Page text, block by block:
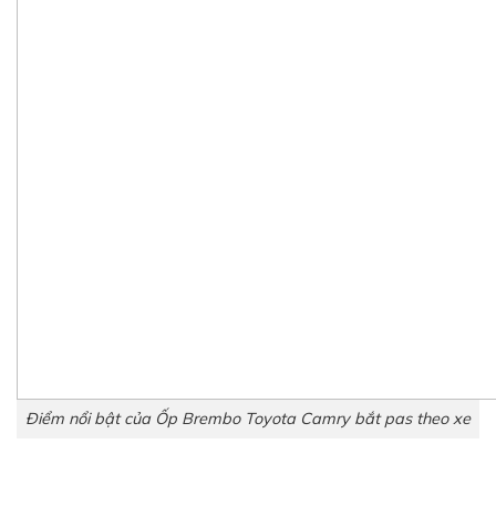
Điểm nổi bật của Ốp Brembo Toyota Camry bắt pas theo xe